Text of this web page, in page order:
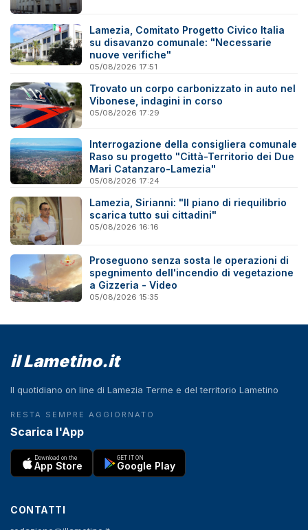
Lamezia, Comitato Progetto Civico Italia
su disavanzo comunale: "Necessarie
nuove verifiche"
05/08/2026 17:51
Trovato un corpo carbonizzato in auto nel
Vibonese, indagini in corso
05/08/2026 17:29
Interrogazione della consigliera comunale
Raso su progetto "Città-Territorio dei Due
Mari Catanzaro-Lamezia"
05/08/2026 17:24
Lamezia, Sirianni: "Il piano di riequilibrio
scarica tutto sui cittadini"
05/08/2026 16:16
Proseguono senza sosta le operazioni di
spegnimento dell'incendio di vegetazione
a Gizzeria - Video
05/08/2026 15:35
il Lametino.it
Il quotidiano on line di Lamezia Terme e del territorio Lametino
RESTA SEMPRE AGGIORNATO
Scarica l'App
Download on the
App Store
GET IT ON
Google Play
CONTATTI